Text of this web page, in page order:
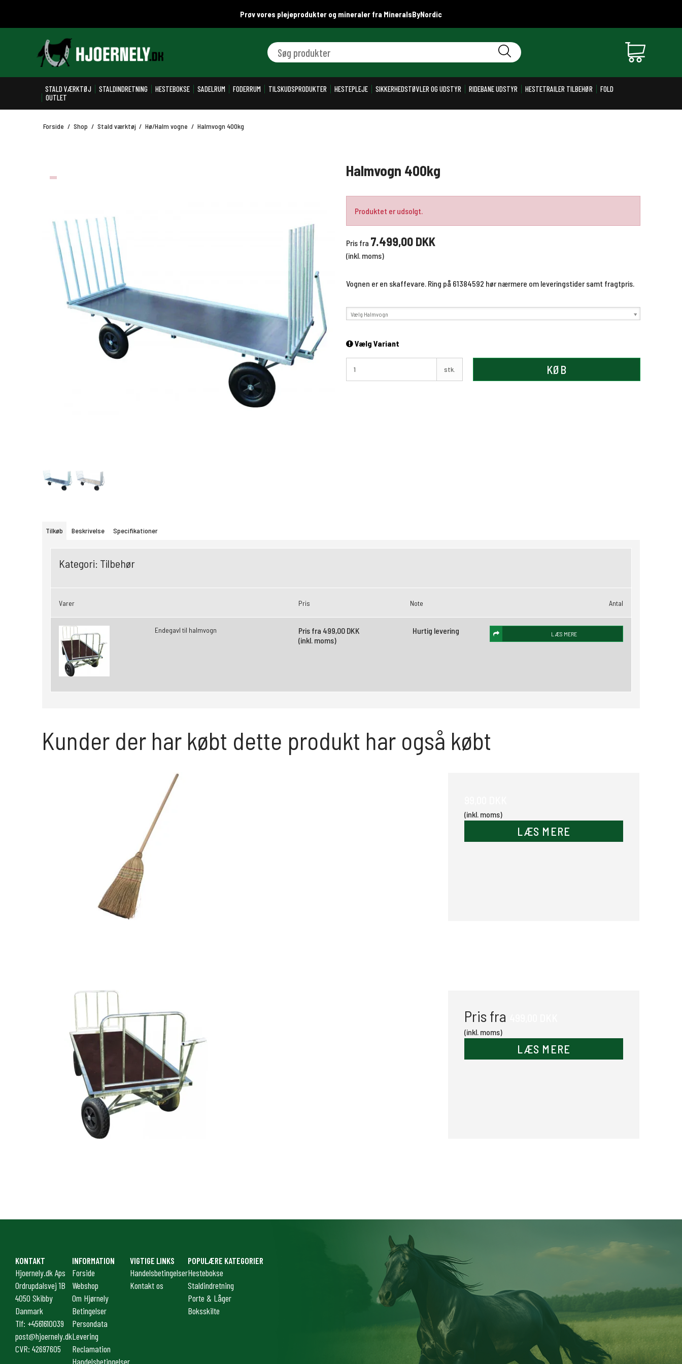
Prøv vores plejeprodukter og mineraler fra MineralsByNordic
Søg produkter
STALD VÆRKTØJ STALDINDRETNING HESTEBOKSE SADELRUM FODERRUM TILSKUDSPRODUKTER HESTEPLEJE SIKKERHEDSTØVLER OG UDSTYR RIDEBANE UDSTYR HESTETRAILER TILBEHØR
FOLD
OUTLET
Forside / Shop / Stald værktøj / Hø/Halm vogne / Halmvogn 400kg
Halmvogn 400kg
Produktet er udsolgt.
Pris fra 7.499,00 DKK
(inkl. moms)
Vognen er en skaffevare. Ring på 61384592 hør nærmere om leveringstider samt fragtpris.
Vælg Halmvogn
Vælg Variant
stk. KØB
Tilkøb Beskrivelse Specifikationer
Kategori: Tilbehør
Varer Pris Note Antal
Endegavl til halmvogn Pris fra 499,00 DKK
(inkl. moms)
Hurtig levering LÆS MERE
Kunder der har købt dette produkt har også købt
(inkl. moms)
LÆS MERE
Pris fra
(inkl. moms)
LÆS MERE
KONTAKT
Hjoernely.dk Aps
Ordrupdalsvej 1B
4050 Skibby
Danmark
Tlf: +4561610039
post@hjoernely.dk
CVR: 42697605
INFORMATION
Forside
Webshop
Om Hjørnely
Betingelser
Persondata
Levering
Reclamation
Handelsbetingelser
VIGTIGE LINKS
Handelsbetingelser
Kontakt os
POPULÆRE KATEGORIER
Hestebokse
Staldindretning
Porte & Låger
Boksskilte